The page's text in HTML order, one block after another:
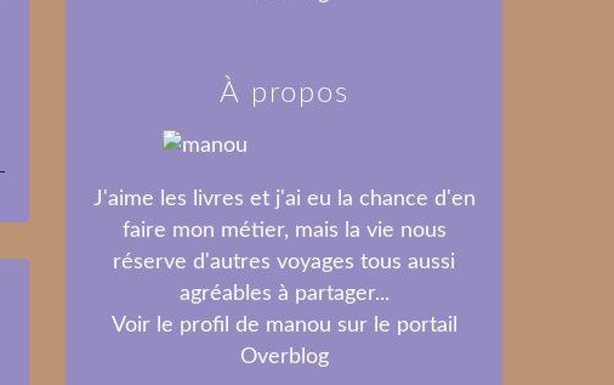
À propos
J'aime les livres et j'ai eu la chance d'en
faire mon métier, mais la vie nous
réserve d'autres voyages tous aussi
agréables à partager...
Voir le profil de manou sur le portail
Overblog